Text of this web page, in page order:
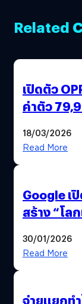
Related
เปิดตัว
ค่าตัว
18/03/2026
Read More
Google เ
สร้าง “โล
30/01/2026
Read More
จ่ายแยกทำ